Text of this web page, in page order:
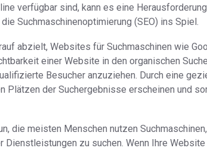
verfügbar sind, kann es eine
Suchmaschinenoptimierung (SEO) ins Spiel.
abzielt, Websites für Suchmaschinen wie
einer Website in den organischen
Besucher anzuziehen. Durch eine
Plätzen der Suchergebnisse erscheinen und
die meisten Menschen nutzen
Dienstleistungen zu suchen. Wenn Ihre Website